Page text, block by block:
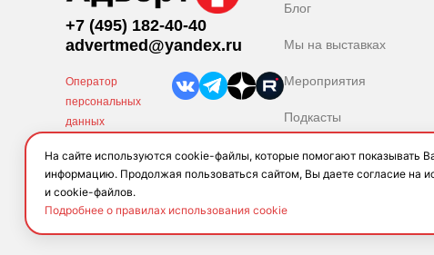
+7 (495) 182-40-40
advertmed@yandex.ru
Оператор
персональных
данных
23.06.2023
Блог
Мы на выставках
Мероприятия
Подкасты
Новости
На сайте используются cookie-файлы, которые помогают показывать
информацию. Продолжая пользоваться сайтом, Вы даете согласие на
и cookie-файлов.
Подробнее о правилах использования cookie